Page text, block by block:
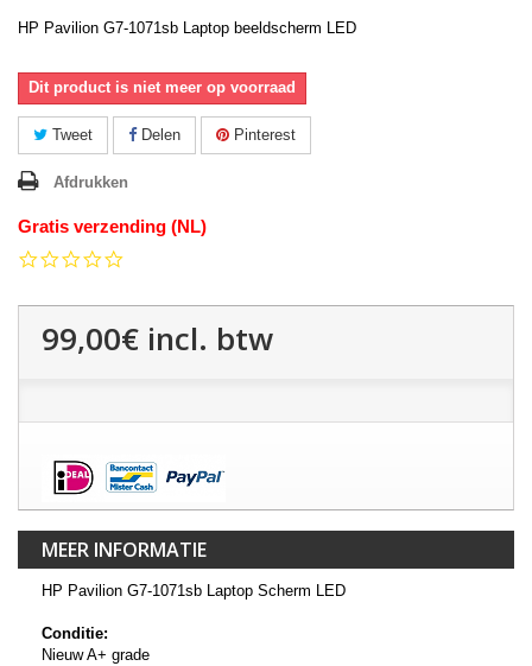
HP Pavilion G7-1071sb Laptop beeldscherm LED
Dit product is niet meer op voorraad
Tweet Delen Pinterest
Afdrukken
Gratis verzending (NL)
99,00€ incl. btw
MEER INFORMATIE
HP Pavilion G7-1071sb Laptop Scherm LED
Conditie:
Nieuw A+ grade